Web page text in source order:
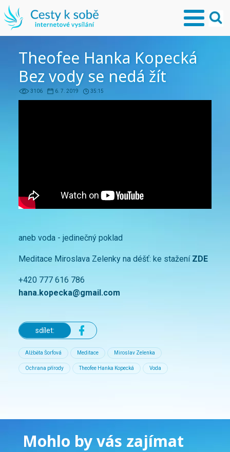
Theofee Hanka Kopecká
Bez vody se nedá žít
3106 6. 7. 2019 35:15
aneb voda - jedinečný poklad
Meditace Miroslava Zelenky na déšť: ke stažení ZDE
+420 777 616 786
hana.kopecka@gmail.com
sdílet:
Alžběta Šorfová Meditace Miroslav Zelenka
Ochrana přírody Theofee Hanka Kopecká Voda
Mohlo by vás zajímat